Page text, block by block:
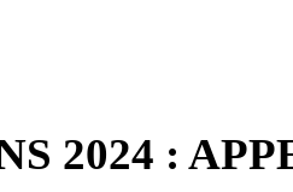
2024 :